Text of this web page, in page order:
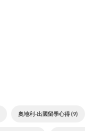
奧地利-出國留學心得 (9)